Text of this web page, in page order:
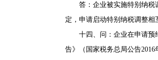
答：企业被实施特别纳税调
定，申请启动特别纳税调整相
十四、问：企业在申请预约
告》（国家税务总局公告2016